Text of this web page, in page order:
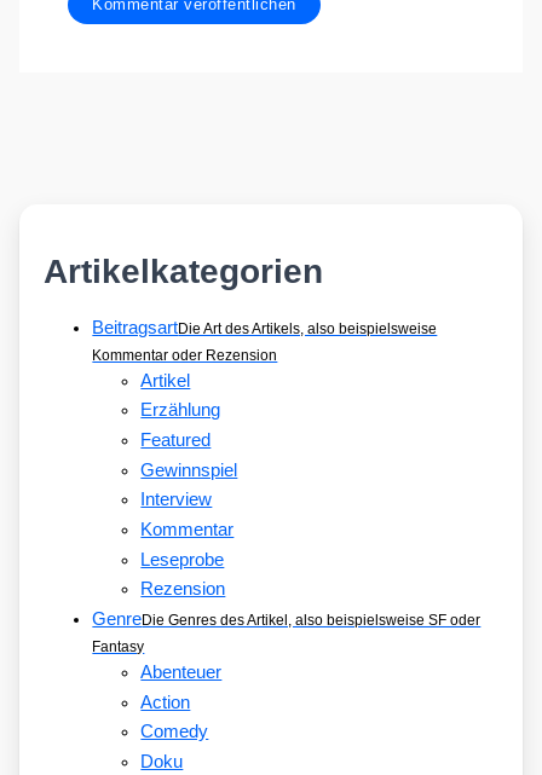
Artikelkategorien
BeitragsartDie Art des Artikels, also beispielsweise
Kommentar oder Rezension
Artikel
Erzählung
Featured
Gewinnspiel
Interview
Kommentar
Leseprobe
Rezension
GenreDie Genres des Artikel, also beispielsweise SF oder
Fantasy
Abenteuer
Action
Comedy
Doku